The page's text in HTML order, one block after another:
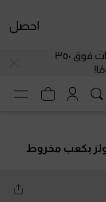
٣٥٠
بكعب مخروط
احصل